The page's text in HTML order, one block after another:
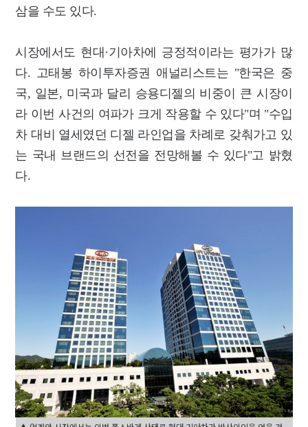
삼을 수도 있다.
시장에서도 현대·기아차에 긍정적이라는 평가가 많
다. 고태봉 하이투자증권 애널리스트는 "한국은 중
국, 일본, 미국과 달리 승용디젤의 비중이 큰 시장이
라 이번 사건의 여파가 크게 작용할 수 있다"며 "수입
차 대비 열세였던 디젤 라인업을 차례로 갖춰가고 있
는 국내 브랜드의 선전을 전망해볼 수 있다"고 밝혔
다.